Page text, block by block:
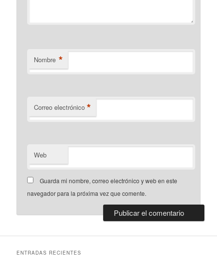
Nombre *
Correo electrónico *
Web
Guarda mi nombre, correo electrónico y web en este
navegador para la próxima vez que comente.
ENTRADAS RECIENTES